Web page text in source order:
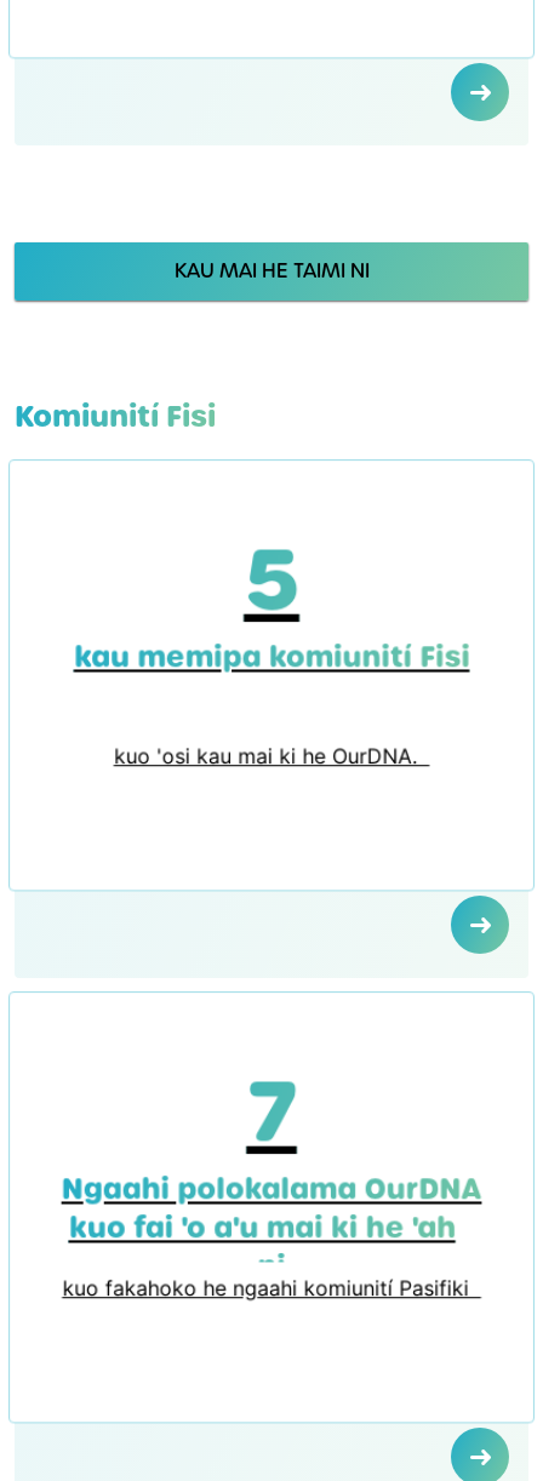
KAU MAI HE TAIMI NI
Komiunití Fisi
5
kau memipa komiunití Fisi
kuo 'osi kau mai ki he OurDNA.
7
Ngaahi polokalama OurDNA
kuo fai 'o a'u mai ki he 'aho
ni
kuo fakahoko he ngaahi komiunití Pasifiki